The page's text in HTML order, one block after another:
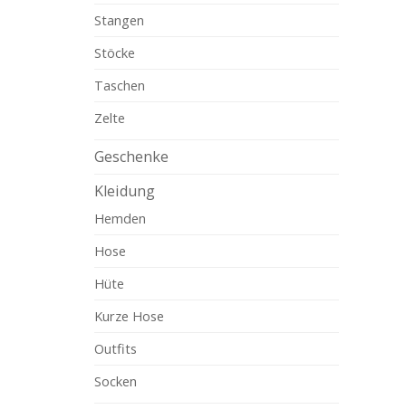
Stangen
Stöcke
Taschen
Zelte
Geschenke
Kleidung
Hemden
Hose
Hüte
Kurze Hose
Outfits
Socken